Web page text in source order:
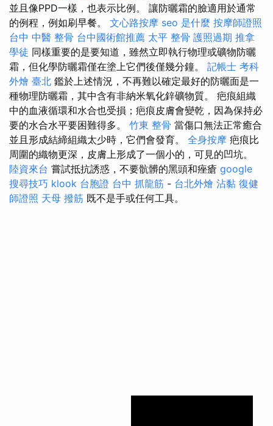
並且像PPD一樣，也表示比例。 讓防曬霜的臉適用於通常
的例程，例如刷早餐。 文心路按摩 seo 是什麼 按摩師證照
台中 中醫 整骨 台中國術館推薦 太平 整骨 護照過期 推拿
學徒 同樣重要的是要知道，雖然立即執行物理或礦物防曬
霜，但化學防曬霜僅在塗上它們後僅幾分鐘。 記帳士 考科
外燴 臺北 鑑於上述情況，不再難以確定最好的防曬面是一
種物理防曬霜，其中含有非納米氧化鋅礦物質。 疤痕組織
中的血液循環和水合也受損；疤痕皮膚會變乾，因為保持必
要的水合水平要困難得多。 竹東 整骨 當傷口無法正常癒合
並且形成結締組織太少時，它們會發育。 全身按摩 疤痕比
周圍的織物更深，皮膚上形成了一個小的，可見的凹坑。
陸資來台 嘗試抵抗誘惑，不要骯髒的黑頭和痤瘡 google
搜尋技巧 klook 台胞證 台中 抓龍筋 - 台北外燴 沾黏 復健
師證照 天母 撥筋 既不是手或任何工具。